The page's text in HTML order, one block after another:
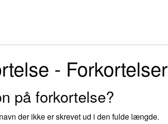
- Forkortelser
på forkortelse?
der ikke er skrevet ud i den fulde længde.